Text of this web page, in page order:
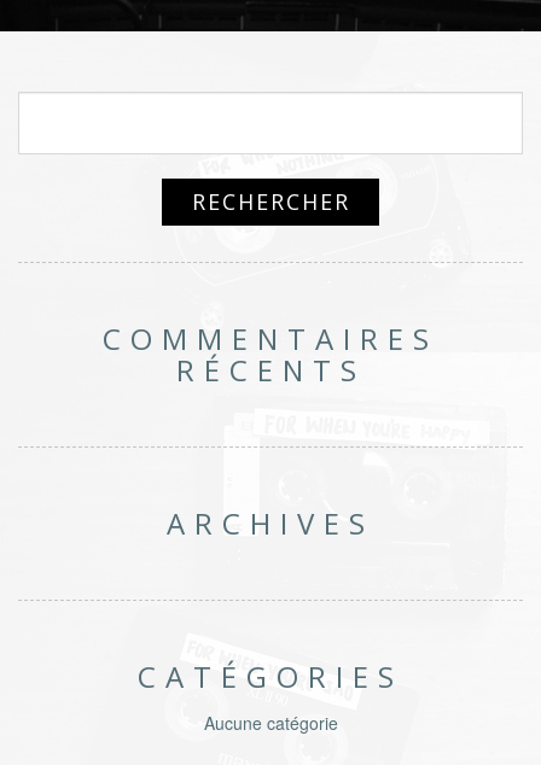
COMMENTAIRES
RÉCENTS
ARCHIVES
CATÉGORIES
Aucune catégorie